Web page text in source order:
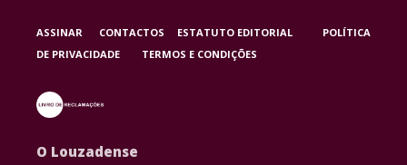
ASSINAR CONTACTOS ESTATUTO EDITORIAL POLÍTICA
DE PRIVACIDADE TERMOS E CONDIÇÕES
O Louzadense